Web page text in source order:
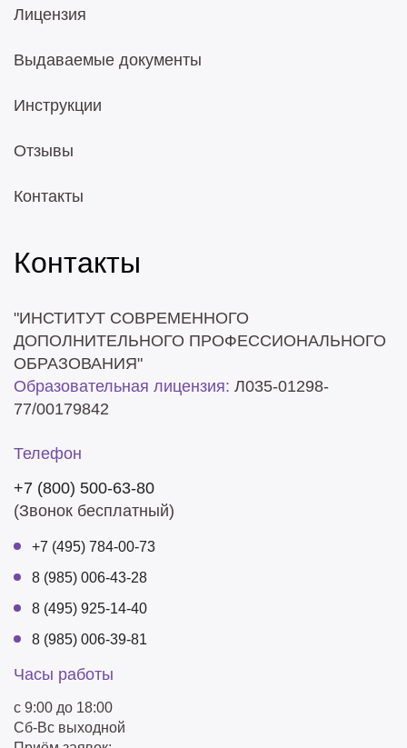
Лицензия
Выдаваемые документы
Инструкции
Отзывы
Контакты
Контакты
"ИНСТИТУТ СОВРЕМЕННОГО
ДОПОЛНИТЕЛЬНОГО ПРОФЕССИОНАЛЬНОГО
ОБРАЗОВАНИЯ"
Образовательная лицензия: Л035-01298-
77/00179842
Телефон
+7 (800) 500-63-80
(Звонок бесплатный)
+7 (495) 784-00-73
8 (985) 006-43-28
8 (495) 925-14-40
8 (985) 006-39-81
Часы работы
с 9:00 до 18:00
Сб-Вс выходной